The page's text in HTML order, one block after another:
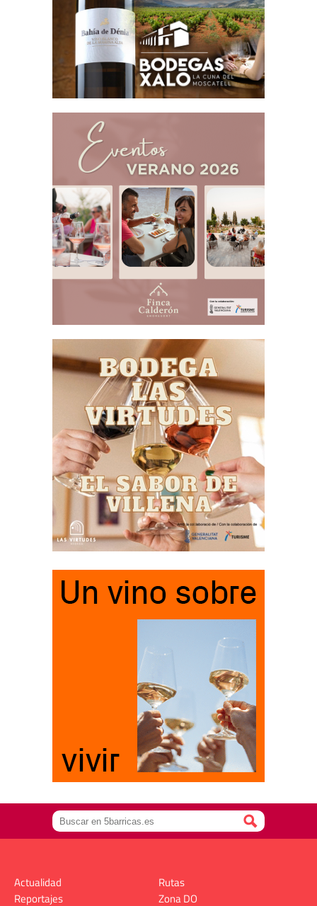
Actualidad
Reportajes
Rutas
Zona DO